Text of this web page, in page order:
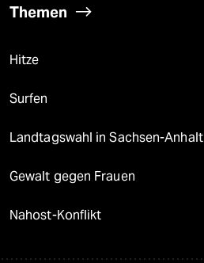
Themen
Hitze
Surfen
Landtagswahl in Sachsen-Anhalt
Gewalt gegen Frauen
Nahost-Konflikt